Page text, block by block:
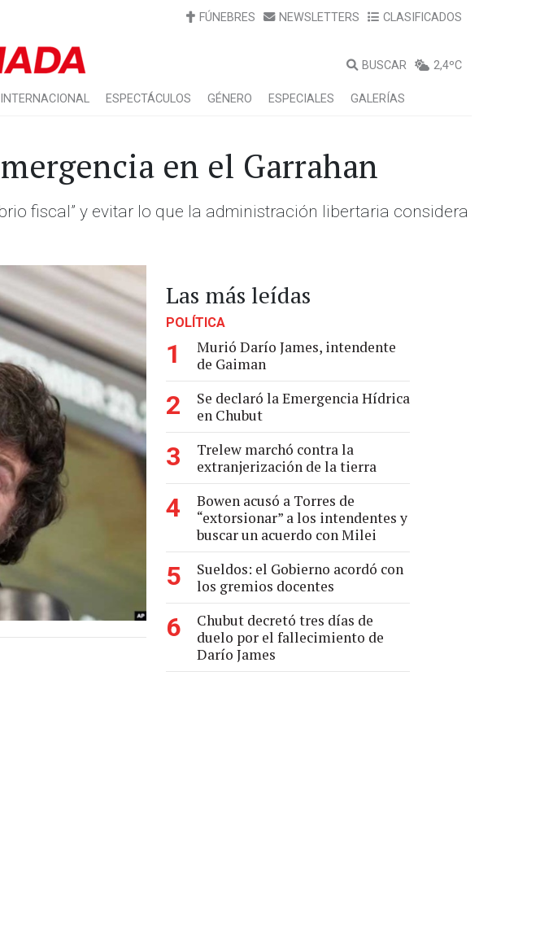
FÚNEBRES NEWSLETTERS CLASIFICADOS
BUSCAR 2,4ºC
INTERNACIONAL ESPECTÁCULOS GÉNERO ESPECIALES GALERÍAS
en el Garrahan
fiscal” y evitar lo que la administración libertaria considera
Las más leídas
POLÍTICA
1
Murió Darío James, intendente
de Gaiman
2
Se declaró la Emergencia Hídrica
en Chubut
3
Trelew marchó contra la
extranjerización de la tierra
4
Bowen acusó a Torres de
“extorsionar” a los intendentes y
buscar un acuerdo con Milei
5
Sueldos: el Gobierno acordó con
los gremios docentes
6
Chubut decretó tres días de
duelo por el fallecimiento de
Darío James